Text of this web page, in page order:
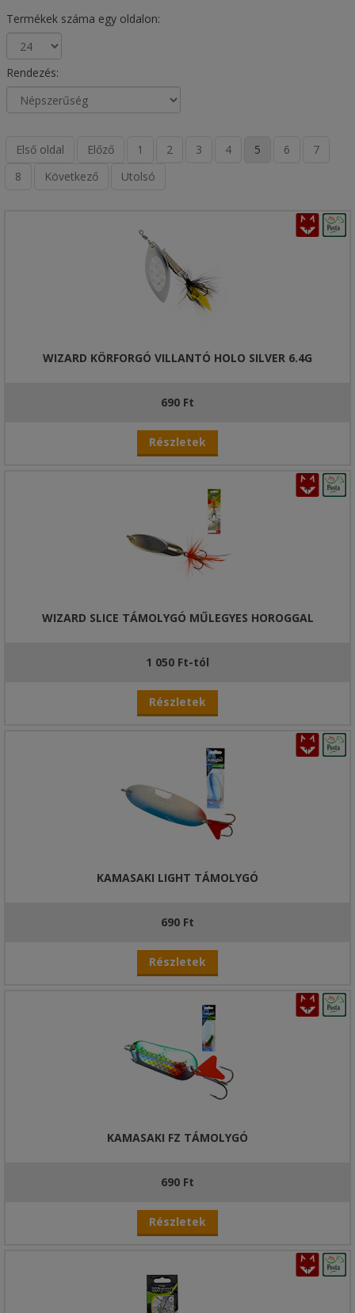
Termékek száma egy oldalon:
Rendezés:
Első oldal Előző 1 2 3 4 5 6
7
8
Következő Utolsó
WIZARD KÖRFORGÓ VILLANTÓ HOLO SILVER 6.4G
690 Ft
Részletek
WIZARD SLICE TÁMOLYGÓ MŰLEGYES HOROGGAL
1 050 Ft-tól
Részletek
KAMASAKI LIGHT TÁMOLYGÓ
690 Ft
Részletek
KAMASAKI FZ TÁMOLYGÓ
690 Ft
Részletek